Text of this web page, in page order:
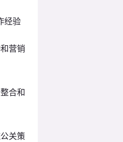
经验
营销
合和
关策